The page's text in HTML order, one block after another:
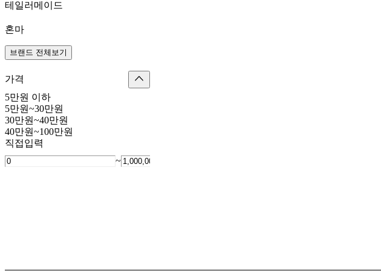
테일러메이드
혼마
브랜드 전체보기
가격
5만원 이하
5만원~30만원
30만원~40만원
40만원~100만원
직접입력
~